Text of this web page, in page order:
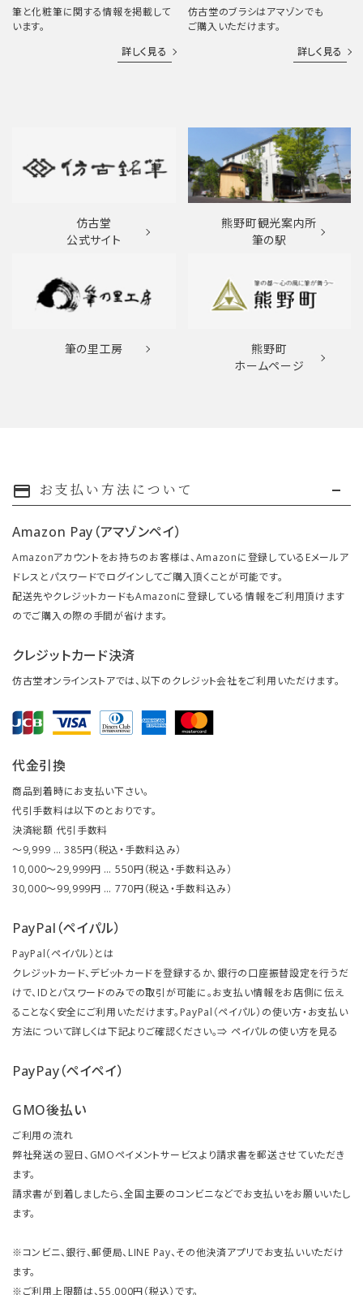
筆と化粧筆に関する情報を掲載して
います。
詳しく見る
仿古堂のブラシはアマゾンでも
ご購入いただけます。
詳しく見る
仿古堂
公式サイト
熊野町観光案内所
筆の駅
筆の里工房
熊野町
ホームページ
payment お支払い方法について
Amazon Pay（アマゾンペイ）
Amazonアカウントをお持ちのお客様は、Amazonに登録しているEメールア
ドレスとパスワードでログインしてご購入頂くことが可能です。
配送先やクレジットカードもAmazonに登録している情報をご利用頂けます
のでご購入の際の手間が省けます。
クレジットカード決済
仿古堂オンラインストアでは、以下のクレジット会社をご利用いただけます。
代金引換
商品到着時にお支払い下さい。
代引手数料は以下のとおりです。
決済総額 代引手数料
～9,999 … 385円（税込・手数料込み）
10,000～29,999円 … 550円（税込・手数料込み）
30,000～99,999円 … 770円（税込・手数料込み）
PayPal（ペイパル）
PayPal（ペイパル）とは
クレジットカード、デビットカードを登録するか、銀行の口座振替設定を行うだ
けで、IDとパスワードのみでの取引が可能に。お支払い情報をお店側に伝え
ることなく安全にご利用いただけます。PayPal（ペイパル）の使い方・お支払い
方法について詳しくは下記よりご確認ください。⇒ ペイパルの使い方を見る
PayPay（ペイペイ）
GMO後払い
ご利用の流れ
弊社発送の翌日、GMOペイメントサービスより請求書を郵送させていただき
ます。
請求書が到着しましたら、全国主要のコンビニなどでお支払いをお願いいたし
ます。
※コンビニ、銀行、郵便局、LINE Pay、その他決済アプリでお支払いいただけ
ます。
※ご利用上限額は、55,000円（税込）です。